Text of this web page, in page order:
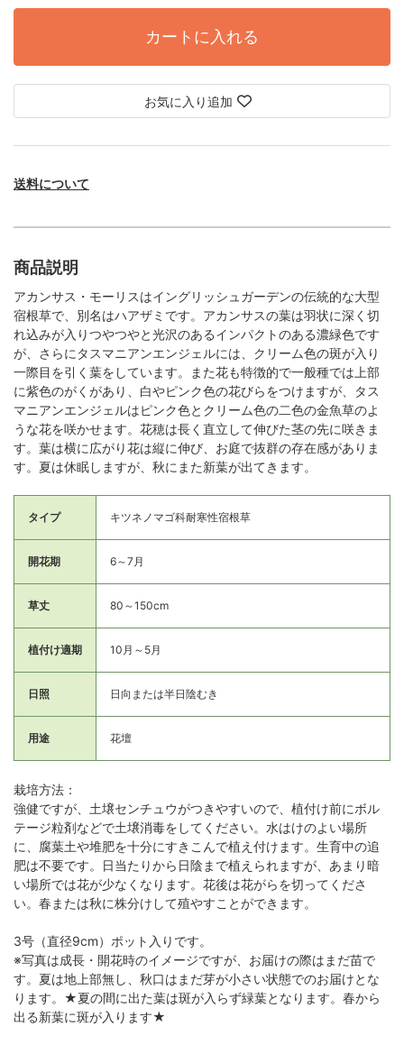
カートに入れる
お気に入り追加
送料について
商品説明
アカンサス・モーリスはイングリッシュガーデンの伝統的な大型
宿根草で、別名はハアザミです。アカンサスの葉は羽状に深く切
れ込みが入りつやつやと光沢のあるインパクトのある濃緑色です
が、さらにタスマニアンエンジェルには、クリーム色の斑が入り
一際目を引く葉をしています。また花も特徴的で一般種では上部
に紫色のがくがあり、白やピンク色の花びらをつけますが、タス
マニアンエンジェルはピンク色とクリーム色の二色の金魚草のよ
うな花を咲かせます。花穂は長く直立して伸びた茎の先に咲きま
す。葉は横に広がり花は縦に伸び、お庭で抜群の存在感がありま
す。夏は休眠しますが、秋にまた新葉が出てきます。
タイプ キツネノマゴ科耐寒性宿根草
開花期 6～7月
草丈 80～150cm
植付け適期 10月～5月
日照 日向または半日陰むき
用途 花壇
栽培方法：
強健ですが、土壌センチュウがつきやすいので、植付け前にボル
テージ粒剤などで土壌消毒をしてください。水はけのよい場所
に、腐葉土や堆肥を十分にすきこんで植え付けます。生育中の追
肥は不要です。日当たりから日陰まで植えられますが、あまり暗
い場所では花が少なくなります。花後は花がらを切ってくださ
い。春または秋に株分けして殖やすことができます。
3号（直径9cm）ポット入りです。
※写真は成長・開花時のイメージですが、お届けの際はまだ苗で
す。夏は地上部無し、秋口はまだ芽が小さい状態でのお届けとな
ります。★夏の間に出た葉は斑が入らず緑葉となります。春から
出る新葉に斑が入ります★